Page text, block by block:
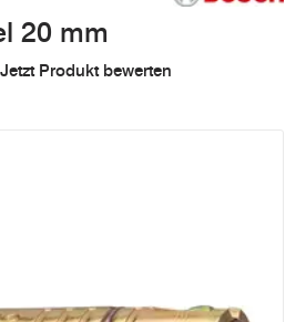
20 mm
Jetzt Produkt bewerten